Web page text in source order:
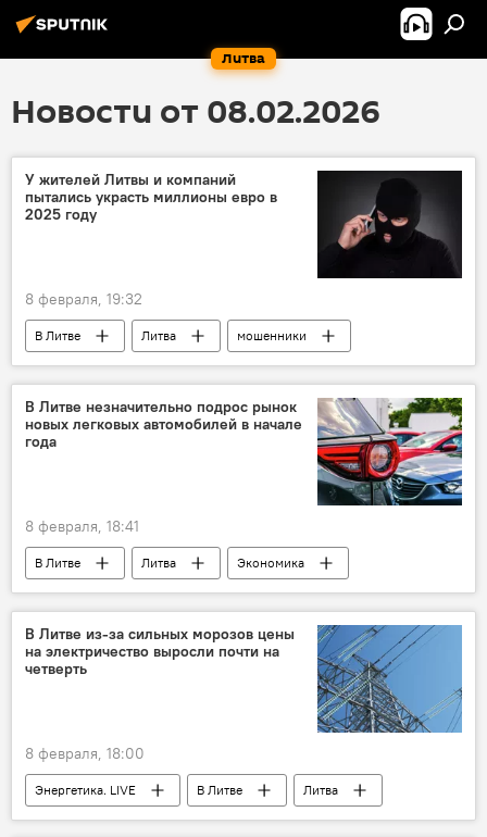
Литва
Новости от 08.02.2026
У жителей Литвы и компаний
пытались украсть миллионы евро в
2025 году
8 февраля, 19:32
В Литве Литва
мошенники
мошенничество
Общество
В Литве незначительно подрос рынок
новых легковых автомобилей в начале
года
8 февраля, 18:41
В Литве Литва
Экономика
экономика
автомобили
автомобиль
рынок автомобилей
Общество
общество
В Литве из-за сильных морозов цены
на электричество выросли почти на
четверть
8 февраля, 18:00
Энергетика. LIVE В Литве
Литва
электричество